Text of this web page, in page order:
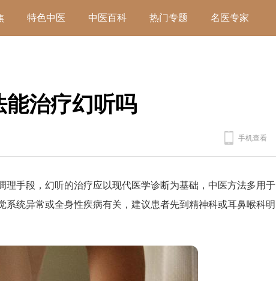
特色中医 中医百科 热门专题 名医专家
能治疗幻听吗
手机查看
手段，幻听的治疗应以现代医学诊断为基础，中医方法多用于
统异常或全身性疾病有关，建议患者先到精神科或耳鼻喉科明